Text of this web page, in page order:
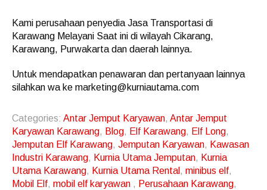
Kami perusahaan penyedia Jasa Transportasi di
Karawang Melayani Saat ini di wilayah Cikarang,
Karawang, Purwakarta dan daerah lainnya.
Untuk mendapatkan penawaran dan pertanyaan lainnya
silahkan wa ke marketing@kurniautama.com
Categories: Antar Jemput Karyawan, Antar Jemput
Karyawan Karawang, Blog, Elf Karawang, Elf Long,
Jemputan Elf Karawang, Jemputan Karyawan, Kawasan
Industri Karawang, Kurnia Utama Jemputan, Kurnia
Utama Karawang, Kurnia Utama Rental, minibus elf,
Mobil Elf, mobil elf karyawan , Perusahaan Karawang,